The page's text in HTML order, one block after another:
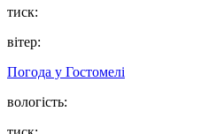
тиск:
вітер:
Погода у Гостомелі
вологість: